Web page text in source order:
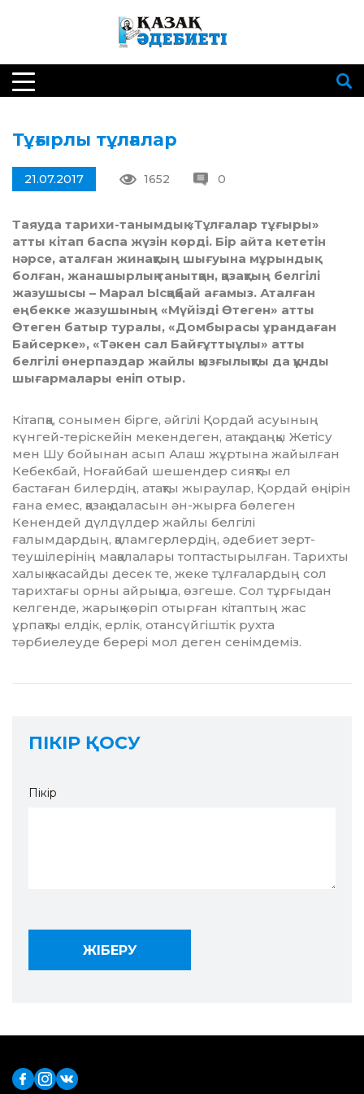
Тұғырлы тұлғалар
21.07.2017 1652 0
Таяуда тарихи-танымдық «Тұлғалар тұ­ғыры»
атты кітап баспа жүзін көрді. Бір айта ке­тетін
нәрсе, аталған жинақтың шығуына мұ­рын­дық
болған, жанашырлық танытқан, қа­зақтың белгілі
жазушысы – Марал Ысқақ­бай ағамыз. Аталған
еңбекке жазушының «Мүйіз­ді Өтеген» атты
Өтеген батыр туралы, «Домбырасы ұрандаған
Байсерке», «Тәкен сал Бай­ғұт­тыұлы» атты
белгілі өнерпаздар жайлы қыз­ғылықты да құнды
шығармалары еніп отыр.
Кітапқа, сонымен бірге, әйгілі Қордай асуы­ның
күнгей-теріскейін мекендеген, атақ-даңқы Жетісу
мен Шу бойы­нан асып Алаш жұртына жайылған
Кебекбай, Ноғайбай шешендер сияқты ел
бастаған билердің, атақты жыраулар, Қордай өңірін
ғана емес, қазақ даласын ән-жырға бөлеген
Кенендей дүл­дүл­дер жайлы белгілі
ғалымдардың, қаламгерлердің, әдебиет зерт­
теушілерінің мақалалары топтастырыл­ған. Тарихты
халық жасайды десек те, жеке тұлғалардың сол
тарих­тағы орны айрықша, өзгеше. Сол тұрғыдан
келгенде, жарық көріп отырған кітаптың жас
ұрпақты елдік, ерлік, отансүйгіштік рухта
тәрбиелеуде берері мол деген се­нім­деміз.
ПІКІР ҚОСУ
Пікір